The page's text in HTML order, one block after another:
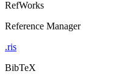
RefWorks
Reference Manager
.ris
BibTeX